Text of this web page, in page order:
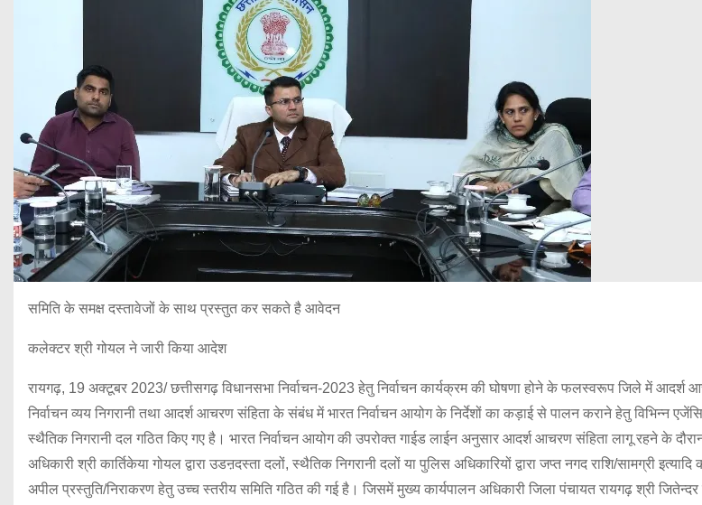
समिति के समक्ष दस्तावेजों के साथ प्रस्तुत कर सकते है आवेदन
कलेक्टर श्री गोयल ने जारी किया आदेश
रायगढ़, 19 अक्टूबर 2023/ छत्तीसगढ़ विधानसभा निर्वाचन-2023 हेतु निर्वाचन कार्यक्रम की घोषणा होने के फलस्वरूप जिले में आदर्श
निर्वाचन व्यय निगरानी तथा आदर्श आचरण संहिता के संबंध में भारत निर्वाचन आयोग के निर्देशों का कड़ाई से पालन कराने हेतु विभिन्न
स्थैतिक निगरानी दल गठित किए गए है। भारत निर्वाचन आयोग की उपरोक्त गाईड लाईन अनुसार आदर्श आचरण संहिता लागू रहने के
अधिकारी श्री कार्तिकेया गोयल द्वारा उडऩदस्ता दलों, स्थैतिक निगरानी दलों या पुलिस अधिकारियों द्वारा जप्त नगद राशि/सामग्री
अपील प्रस्तुति/निराकरण हेतु उच्च स्तरीय समिति गठित की गई है। जिसमें मुख्य कार्यपालन अधिकारी जिला पंचायत रायगढ़ श्री